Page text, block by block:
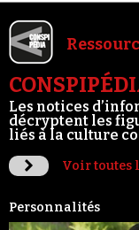
Les notices
décryptent les
liés à la culture
Voir toutes
Personnalités